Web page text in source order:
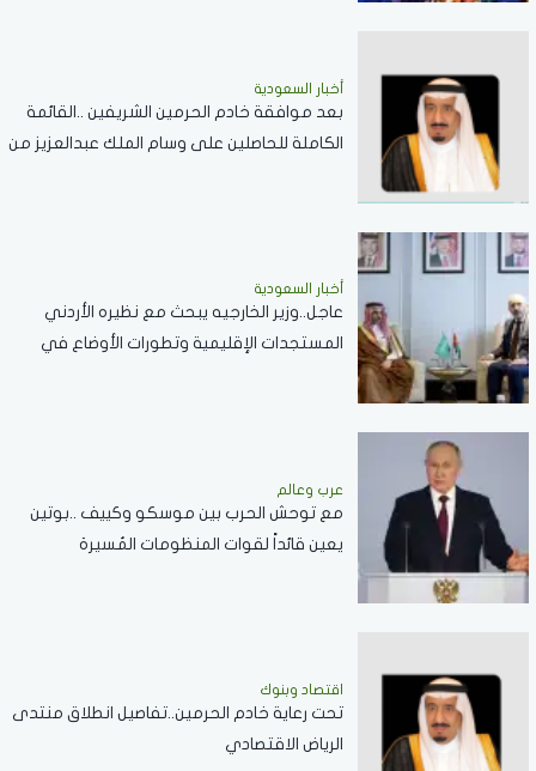
أخبار السعودية
بعد موافقة خادم الحرمين الشريفين ..القائمة
الكاملة للحاصلين على وسام الملك عبدالعزيز من
أخبار السعودية
عاجل..وزير الخارجيه يبحث مع نظيره الأردني
المستجدات الإقليمية وتطورات الأوضاع في
عرب وعالم
مع توحش الحرب بين موسكو وكييف ..بوتين
يعين قائداً لقوات المنظومات المُسيرة
اقتصاد وبنوك
تحت رعاية خادم الحرمين..تفاصيل انطلاق منتدى
الرياض الاقتصادي